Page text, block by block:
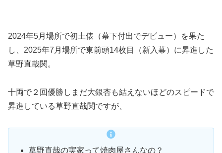
2024年5月場所で初土俵（幕下付出でデビュー）を果た
し、2025年7月場所で東前頭14枚目（新入幕）に昇進した
草野直哉関。
十両で２回優勝しまだ大銀杏も結えないほどのスピードで
昇進している草野直哉関ですが、
草野直哉の実家って焼肉屋さんなの？